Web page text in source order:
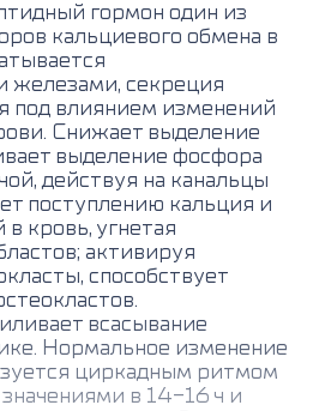
гормон один из
кальциевого обмена в
железами, секреция
под влиянием изменений
Снижает выделение
выделение фосфора
действуя на канальцы
поступлению кальция и
кровь, угнетая
активируя
способствует
всасывание
Нормальное изменение
циркадным ритмом
в 14-16 ч и